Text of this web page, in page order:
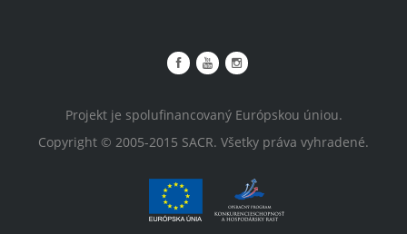
Projekt je spolufinancovaný Európskou úniou.
Copyright © 2005-2015 SACR. Všetky práva vyhradené.